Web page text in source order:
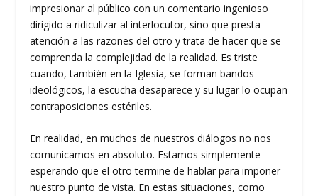
impresionar al público con un comentario ingenioso
dirigido a ridiculizar al interlocutor, sino que presta
atención a las razones del otro y trata de hacer que se
comprenda la complejidad de la realidad. Es triste
cuando, también en la Iglesia, se forman bandos
ideológicos, la escucha desaparece y su lugar lo ocupan
contraposiciones estériles.
En realidad, en muchos de nuestros diálogos no nos
comunicamos en absoluto. Estamos simplemente
esperando que el otro termine de hablar para imponer
nuestro punto de vista. En estas situaciones, como